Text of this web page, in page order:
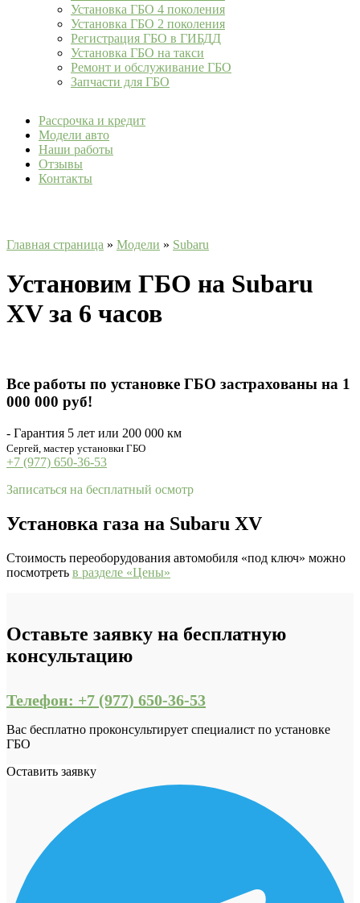
Установка ГБО 4 поколения
Установка ГБО 2 поколения
Регистрация ГБО в ГИБДД
Установка ГБО на такси
Ремонт и обслуживание ГБО
Запчасти для ГБО
Рассрочка и кредит
Модели авто
Наши работы
Отзывы
Контакты
Главная страница » Модели » Subaru
Установим ГБО на Subaru
XV за 6 часов
Все работы по установке ГБО застрахованы на 1
000 000 руб!
- Гарантия 5 лет или 200 000 км
Сергей, мастер установки ГБО
+7 (977) 650-36-53
Записаться на бесплатный осмотр
Установка газа на Subaru XV
Стоимость переоборудования автомобиля «под ключ» можно
посмотреть в разделе «Цены»
Оставьте заявку на бесплатную
консультацию
Телефон: +7 (977) 650-36-53
Вас бесплатно проконсультирует специалист по установке
ГБО
Оставить заявку